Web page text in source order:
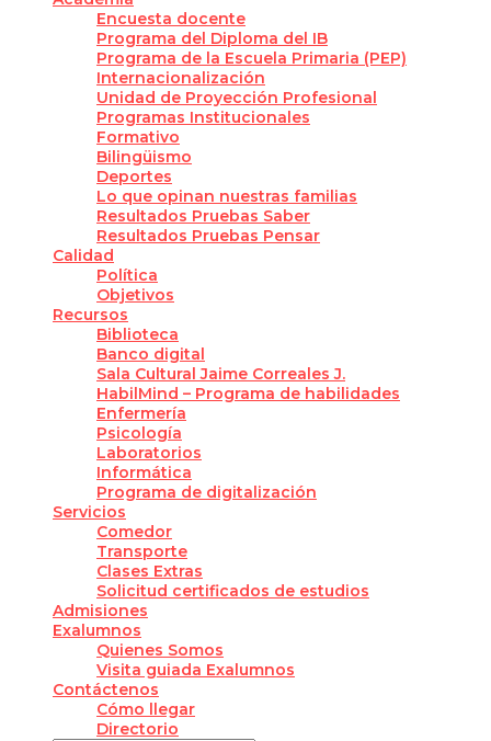
Encuesta docente
Programa del Diploma del IB
Programa de la Escuela Primaria (PEP)
Internacionalización
Unidad de Proyección Profesional
Programas Institucionales
Formativo
Bilingüismo
Deportes
Lo que opinan nuestras familias
Resultados Pruebas Saber
Resultados Pruebas Pensar
Calidad
Política
Objetivos
Recursos
Biblioteca
Banco digital
Sala Cultural Jaime Correales J.
HabilMind – Programa de habilidades
Enfermería
Psicología
Laboratorios
Informática
Programa de digitalización
Servicios
Comedor
Transporte
Clases Extras
Solicitud certificados de estudios
Admisiones
Exalumnos
Quienes Somos
Visita guiada Exalumnos
Contáctenos
Cómo llegar
Directorio